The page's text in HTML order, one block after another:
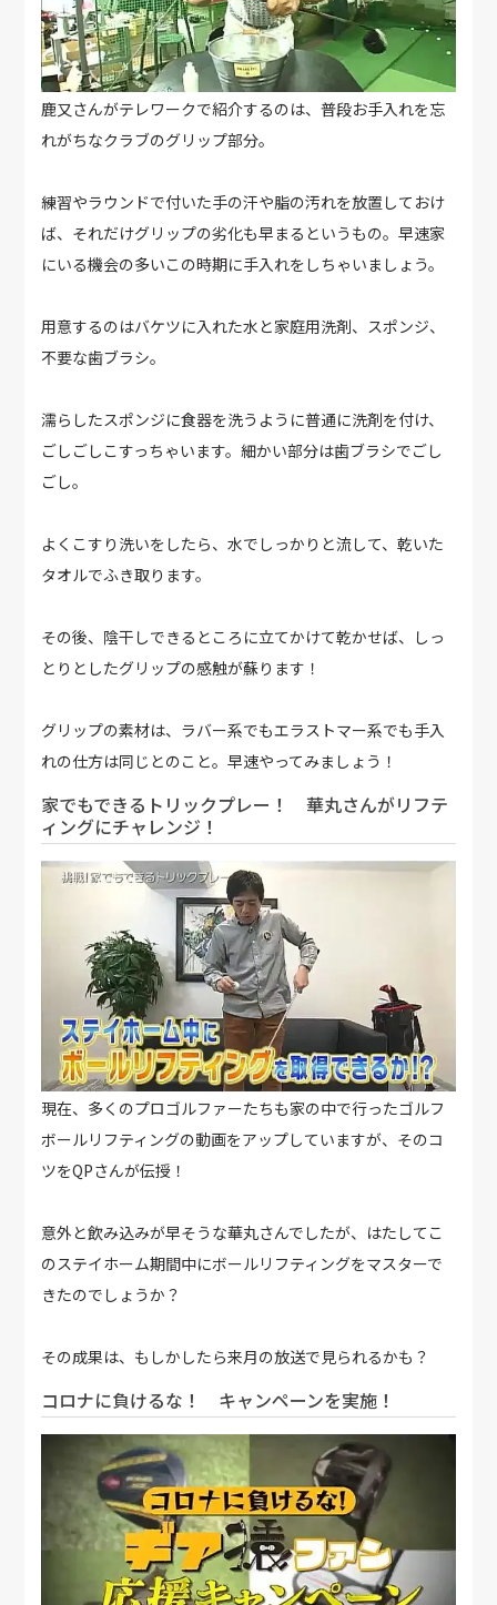
鹿又さんがテレワークで紹介するのは、普段お手入れを忘
れがちなクラブのグリップ部分。
練習やラウンドで付いた手の汗や脂の汚れを放置しておけ
ば、それだけグリップの劣化も早まるというもの。早速家
にいる機会の多いこの時期に手入れをしちゃいましょう。
用意するのはバケツに入れた水と家庭用洗剤、スポンジ、
不要な歯ブラシ。
濡らしたスポンジに食器を洗うように普通に洗剤を付け、
ごしごしこすっちゃいます。細かい部分は歯ブラシでごし
ごし。
よくこすり洗いをしたら、水でしっかりと流して、乾いた
タオルでふき取ります。
その後、陰干しできるところに立てかけて乾かせば、しっ
とりとしたグリップの感触が蘇ります！
グリップの素材は、ラバー系でもエラストマー系でも手入
れの仕方は同じとのこと。早速やってみましょう！
家でもできるトリックプレー！ 華丸さんがリフテ
ィングにチャレンジ！
現在、多くのプロゴルファーたちも家の中で行ったゴルフ
ボールリフティングの動画をアップしていますが、そのコ
ツをQPさんが伝授！
意外と飲み込みが早そうな華丸さんでしたが、はたしてこ
のステイホーム期間中にボールリフティングをマスターで
きたのでしょうか？
その成果は、もしかしたら来月の放送で見られるかも？
コロナに負けるな！ キャンペーンを実施！